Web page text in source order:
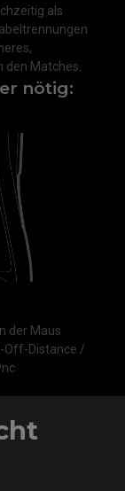
als
den Matches.
nötig:
der Maus
Off-Distance /